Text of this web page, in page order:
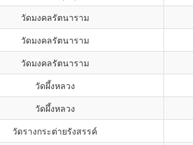
วัดมงคลรัตนาราม
วัดมงคลรัตนาราม
วัดมงคลรัตนาราม
วัดผึ้งหลวง
วัดผึ้งหลวง
วัดรางกระต่ายรังสรรค์